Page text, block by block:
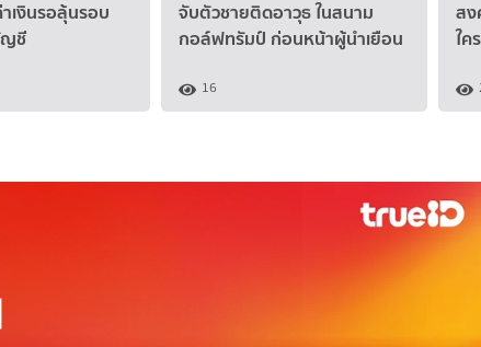
เงินรอลุ้นรอบ
ชี
จับตัวชายติดอาวุธ ในสนาม
กอล์ฟทรัมป์ ก่อนหน้าผู้นำเยือน
16
สง
ใค